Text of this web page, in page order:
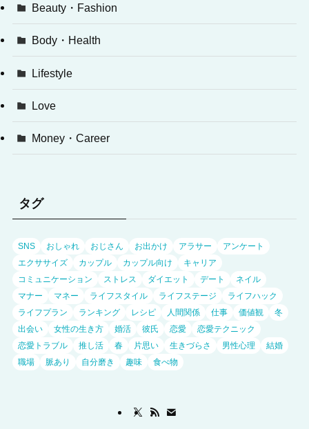
Beauty・Fashion
Body・Health
Lifestyle
Love
Money・Career
タグ
SNS おしゃれ おじさん お出かけ アラサー
アンケート
エクササイズ
カップル カップル向け
キャリア
コミュニケーション
ストレス ダイエット デート
ネイル
マナー
マネー ライフスタイル ライフステージ
ライフハック
ライフプラン
ランキング レシピ 人間関係 仕事 価値観
冬
出会い
女性の生き方 婚活 彼氏 恋愛
恋愛テクニック
恋愛トラブル
推し活 春 片思い 生きづらさ 男性心理
結婚
職場
脈あり 自分磨き 趣味 食べ物